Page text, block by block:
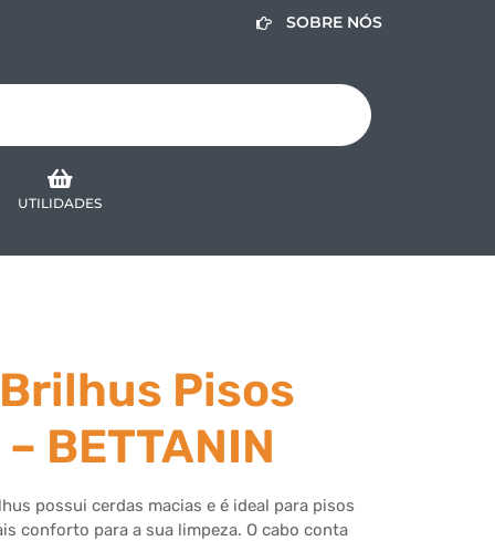
SOBRE NÓS
UTILIDADES
Pisos
BETTANIN
possui cerdas macias e é ideal para pisos
conforto para a sua limpeza. O cabo conta